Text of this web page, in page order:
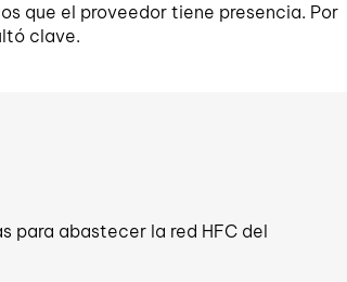
que el proveedor tiene presencia. Por
clave.
para abastecer la red HFC del